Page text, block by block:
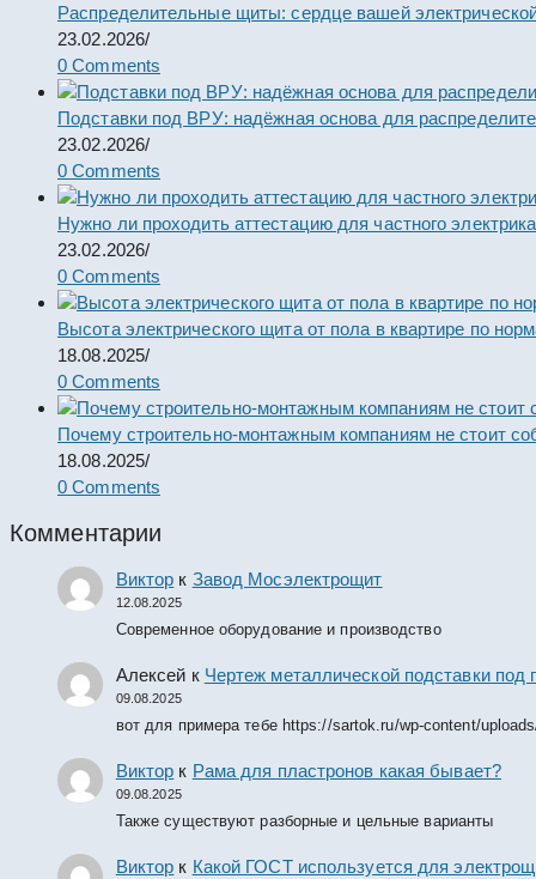
Распределительные щиты: сердце вашей
23.02.2026/
0 Comments
Подставки под ВРУ: надёжная основа для
23.02.2026/
0 Comments
Нужно ли проходить аттестацию для частного
23.02.2026/
0 Comments
Высота электрического щита от пола в квартире по
18.08.2025/
0 Comments
Почему строительно-монтажным компаниям не стоит
18.08.2025/
0 Comments
Комментарии
Виктор к Завод Мосэлектрощит
12.08.2025
Современное оборудование и производство
Алексей к Чертеж металлической подставки
09.08.2025
вот для примера тебе https://sartok.ru/wp-content/
Виктор к Рама для пластронов какая бывает?
09.08.2025
Также существуют разборные и цельные варианты
Виктор к Какой ГОСТ используется для